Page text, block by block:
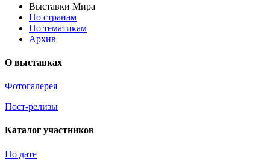
Выставки Мира
По странам
По тематикам
Архив
О выставках
Фотогалерея
Пост-релизы
Каталог участников
По дате